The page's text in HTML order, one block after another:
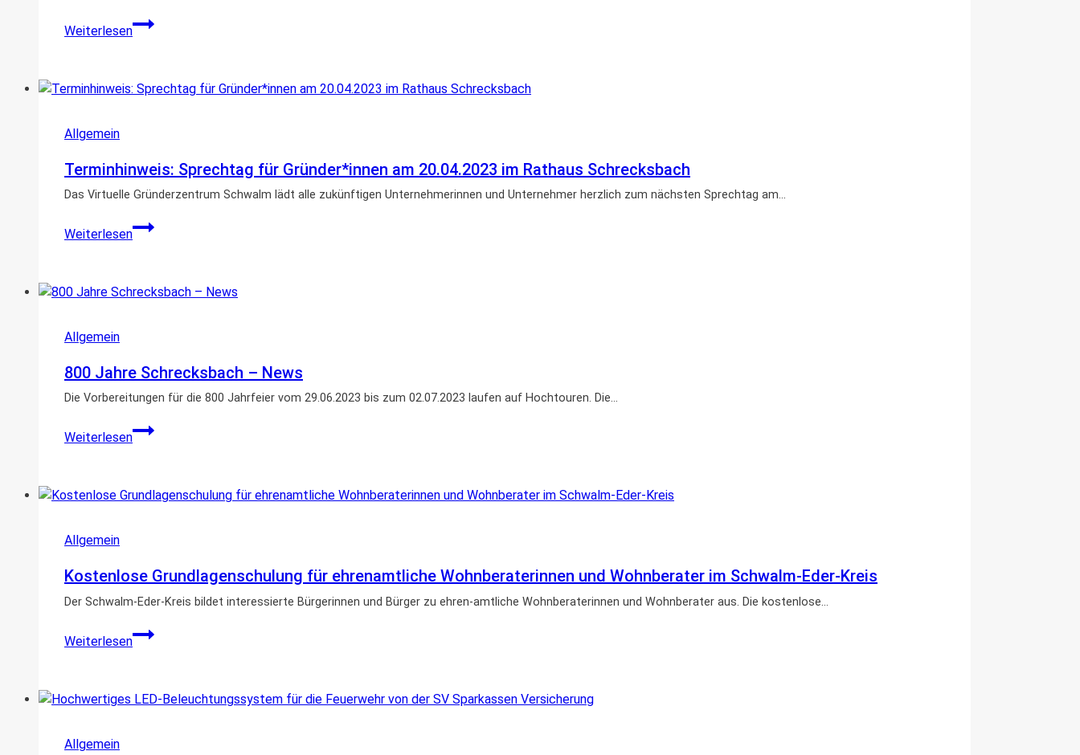
die
Wasser
im
Eder-
Kreis
Weiterlesen
Schrecksbach
putzt
Allgemein
Terminhinweis: Sprechtag für Gründer*innen am 20.04.2023 im Rathaus Schrecksbach
Das Virtuelle Gründerzentrum Schwalm lädt alle zukünftigen Unternehmerinnen und Unternehmer herzlich zum nächsten Sprechtag am…
Weiterlesen
Terminhinweis:
Sprechtag
am
Schrecksbach
Allgemein
800 Jahre Schrecksbach – News
Die Vorbereitungen für die 800 Jahrfeier vom 29.06.2023 bis zum 02.07.2023 laufen auf Hochtouren. Die…
Weiterlesen
800
Jahre
News
Allgemein
Kostenlose Grundlagenschulung für ehrenamtliche Wohnberaterinnen und Wohnberater im Schwalm-Eder-Kreis
Der Schwalm-Eder-Kreis bildet interessierte Bürgerinnen und Bürger zu ehren-amtliche Wohnberaterinnen und Wohnberater aus. Die kostenlose…
Weiterlesen
Kostenlose
Grundlagenschulung
Wohnberaterinnen
Allgemein